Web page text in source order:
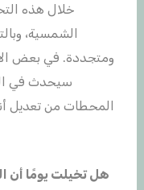
خلال هذه
الشمسية،
ومتجددة. في بعض
سيحدث في
المحطات من تعديل
هل تخيلت يومًا أن